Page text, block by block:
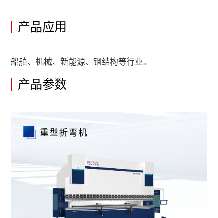
产品应用
船舶、机械、新能源、钢结构等行业。
产品参数